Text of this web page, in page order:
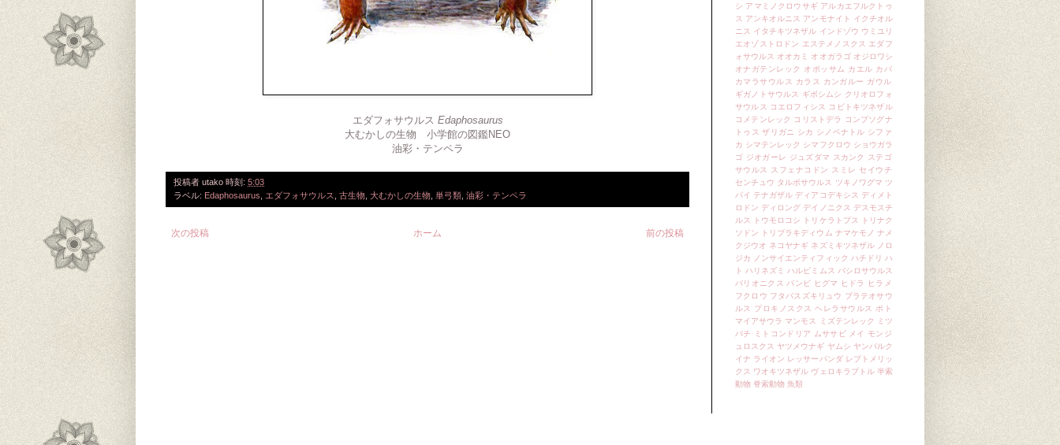
エダフォサウルス Edaphosaurus
大むかしの生物 小学館の図鑑NEO
油彩・テンペラ
投稿者 utako 時刻: 5:03
ラベル: Edaphosaurus エダフォサウルス 古生物 大むかしの生物 単弓類 油彩・テンペラ
次の投稿 前の投稿
ホーム
シ アマミノクロウサギ アルカエフルクトゥ
ス アンキオルニス アンモナイト イクチオル
ニス イタチキツネザル インドゾウ ウミユリ
エオゾストロドン エステメノスクス エダフ
ォサウルス オオカミ オオガラゴ オジロワシ
オナガテンレック
オポッサム カエル カバ
カマラサウルス
カラス カンガルー ガウル
ギガノトサウルス
ギボシムシ クリオロフォ
サウルス
コエロフィシス
コビトキツネザル
コメテンレック
コリストデラ
コンプソグナ
トゥス ザリガニ シカ シノベナトル シファ
カ シマテンレック シマフクロウ ショウガラ
ゴ ジオガーレ ジュズダマ スカンク
ステゴ
サウルス
スフェナコドン スミレ セイウチ
センチュウ タルボサウルス ツキノワグマ ツ
パイ テナガザル ディアコデキシス ディメト
ロドン ディロング デイノニクス デスモスチ
ルス
トウモロコシ トリケラトプス
トリナク
ソドン
トリブラキディウム ナマケモノ ナメ
クジウオ ネコヤナギ ネズミキツネザル
ノロ
ジカ
ノンサイエンティフィック ハチドリ ハ
ト ハリネズミ ハルピミムス バシロサウルス
バリオニクス バンビ ヒグマ ヒドラ
ヒラメ
フクロウ フタバスズキリュウ プラテオサウ
ルス
プロキノスクス ヘレラサウルス
ポト
マイアサウラ マンモス ミズテンレック
ミツ
バチ
ミトコンドリア ムササビ メイ
モンジ
ュロスクス ヤツメウナギ ヤムシ ヤンバルク
イナ ライオン レッサーパンダ レプトメリッ
クス ワオキツネザル ヴェロキラプトル 半索
動物 脊索動物 魚類